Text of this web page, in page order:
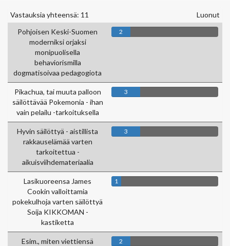
Luonut
Vastauksia yhteensä: 11
Pohjoisen Keski-Suomen
moderniksi orjaksi
monipuolisella
behaviorismilla
dogmatisoivaa pedagogiota
2
Pikachua, tai muuta palloon
säilöttävää Pokemonia - ihan
vain pelailu -tarkoituksella
3
Hyvin säilöttyä - aistillista
rakkauselämää varten
tarkoitettua -
aikuisviihdemateriaalia
3
Lasikuoreensa James
Cookin valloittamia
pokekulhoja varten säilöttyä
Soija KIKKOMAN -
kastiketta
1
Esim., miten viettiensä
2